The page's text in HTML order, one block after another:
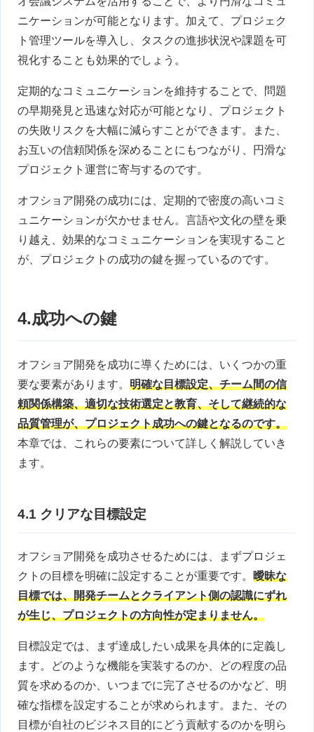
ニケーションが可能となります。加えて、プロジェク
ト管理ツールを導入し、タスクの進捗状況や課題を可
視化することも効果的でしょう。
定期的なコミュニケーションを維持することで、問題
の早期発見と迅速な対応が可能となり、プロジェクト
の失敗リスクを大幅に減らすことができます。また、
お互いの信頼関係を深めることにもつながり、円滑な
プロジェクト運営に寄与するのです。
オフショア開発の成功には、定期的で密度の高いコミ
ュニケーションが欠かせません。言語や文化の壁を乗
り越え、効果的なコミュニケーションを実現すること
が、プロジェクトの成功の鍵を握っているのです。
4.成功への鍵
オフショア開発を成功に導くためには、いくつかの重
要な要素があります。 明確な目標設定、チーム間の信
頼関係構築、適切な技術選定と教育、そして継続的な
品質管理が、プロジェクト成功への鍵となるのです。
本章では、これらの要素について詳しく解説していき
ます。
4.1 クリアな目標設定
オフショア開発を成功させるためには、まずプロジェ
クトの目標を明確に設定することが重要です。 曖昧な
目標では、開発チームとクライアント側の認識にずれ
が生じ、プロジェクトの方向性が定まりません。
目標設定では、まず達成したい成果を具体的に定義し
ます。どのような機能を実装するのか、どの程度の品
質を求めるのか、いつまでに完了させるのかなど、明
確な指標を設定することが求められます。また、その
目標が自社のビジネス目的にどう貢献するのかを明ら